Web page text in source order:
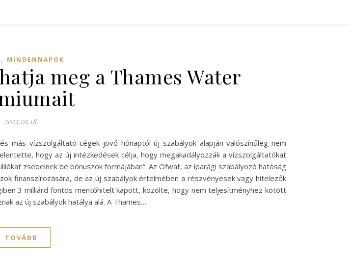
, MINDENNAPOK
meg a Thames Water
2025.05.18.
más vízszolgáltató cégek jövő hónaptól új szabályok alapján valószínűleg nem
hogy az új intézkedések célja, hogy megakadályozzák a vízszolgáltatókat
zsebelnek be bónuszok formájában”. Az Ofwat, az iparági szabályozó hatóság
finanszírozására, de az új szabályok értelmében a részvényesek vagy hitelezők
3 milliárd fontos mentőhitelt kapott, közölte, hogy nem teljesítményhez kötött
az új szabályok hatálya alá. A Thames…
TOVÁBB